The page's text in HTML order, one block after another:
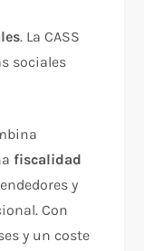
. La CASS
sociales
fiscalidad
y
Con
y un coste